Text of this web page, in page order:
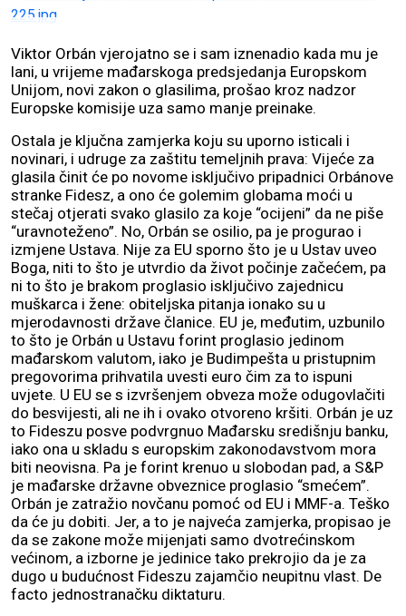
Viktor Orbán vjerojatno se i sam iznenadio kada mu je
lani, u vrijeme mađarskoga predsjedanja Europskom
Unijom, novi zakon o glasilima, prošao kroz nadzor
Europske komisije uza samo manje preinake.
Ostala je ključna zamjerka koju su uporno isticali i
novinari, i udruge za zaštitu temeljnih prava: Vijeće za
glasila činit će po novome isključivo pripadnici Orbánove
stranke Fidesz, a ono će golemim globama moći u
stečaj otjerati svako glasilo za koje “ocijeni” da ne piše
“uravnoteženo”. No, Orbán se osilio, pa je progurao i
izmjene Ustava. Nije za EU sporno što je u Ustav uveo
Boga, niti to što je utvrdio da život počinje začećem, pa
ni to što je brakom proglasio isključivo zajednicu
muškarca i žene: obiteljska pitanja ionako su u
mjerodavnosti države članice. EU je, međutim, uzbunilo
to što je Orbán u Ustavu forint proglasio jedinom
mađarskom valutom, iako je Budimpešta u pristupnim
pregovorima prihvatila uvesti euro čim za to ispuni
uvjete. U EU se s izvršenjem obveza može odugovlačiti
do besvijesti, ali ne ih i ovako otvoreno kršiti. Orbán je uz
to Fideszu posve podvrgnuo Mađarsku središnju banku,
iako ona u skladu s europskim zakonodavstvom mora
biti neovisna. Pa je forint krenuo u slobodan pad, a S&P
je mađarske državne obveznice proglasio “smećem”.
Orbán je zatražio novčanu pomoć od EU i MMF-a. Teško
da će ju dobiti. Jer, a to je najveća zamjerka, propisao je
da se zakone može mijenjati samo dvotrećinskom
većinom, a izborne je jedinice tako prekrojio da je za
dugo u budućnost Fideszu zajamčio neupitnu vlast. De
facto jednostranačku diktaturu.